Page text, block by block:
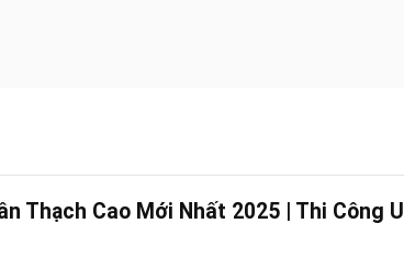
Thạch Cao Mới Nhất 2025 | Thi Công